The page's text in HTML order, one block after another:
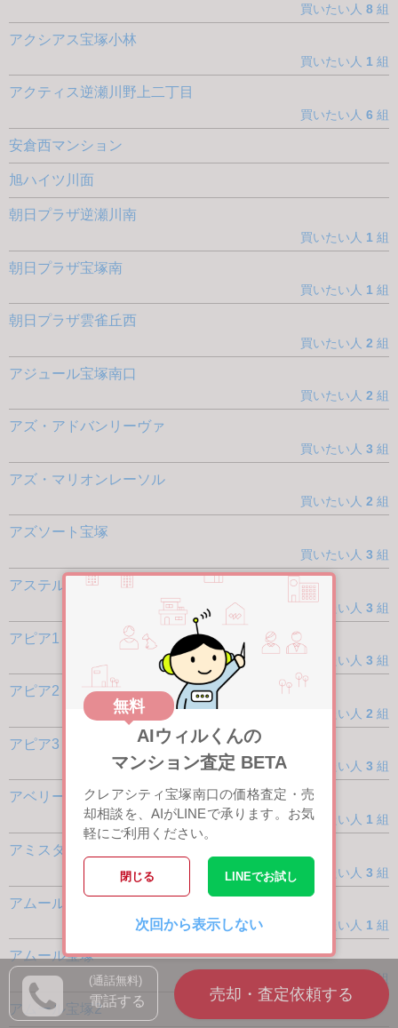
(通話無料)
電話する
買いたい人 8 組
アクシアス宝塚小林
買いたい人 1 組
アクティス逆瀬川野上二丁目
買いたい人 6 組
安倉西マンション
旭ハイツ川面
朝日プラザ逆瀬川南
買いたい人 1 組
朝日プラザ宝塚南
買いたい人 1 組
朝日プラザ雲雀丘西
買いたい人 2 組
アジュール宝塚南口
買いたい人 2 組
アズ・アドバンリーヴァ
買いたい人 3 組
アズ・マリオンレーソル
買いたい人 2 組
アズソート宝塚
買いたい人 3 組
アステルコート宝塚売布
買いたい人 3 組
アピア1（シティライフ逆瀬川1）
買いたい人 3 組
アピア2（シティライフ逆瀬川2）
買いたい人 2 組
アピア3（シティハイツ逆瀬川）
買いたい人 3 組
アベリールクオーレ逆瀬川
買いたい人 1 組
アミスタ仁川
買いたい人 3 組
アムール逆瀬川
買いたい人 1 組
アムール宝塚
組
アムール宝塚2
無料
AIウィルくんの
マンション査定 BETA
クレアシティ宝塚南口の価格査定・売
却相談を、AIがLINEで承ります。お気
軽にご利用ください。
閉じる LINEでお試し
次回から表示しない